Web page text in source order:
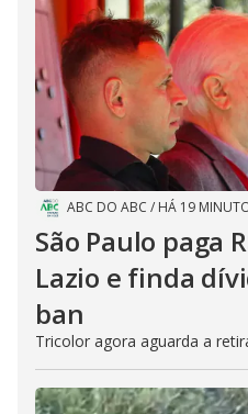
ABC DO ABC / HÁ 19
São Paulo paga
Lazio e finda
ban
Tricolor agora aguarda a